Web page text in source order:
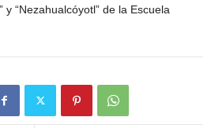
y “Nezahualcóyotl” de la Escuela